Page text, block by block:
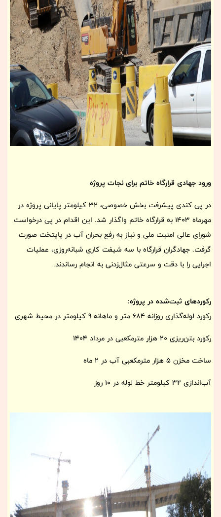
ورود جهادی قرارگاه خاتم برای نجات پروژه
در پی کندی پیشرفت بخش خصوصی، 32 کیلومتر پایانی پروژه در
مهرماه 1403 به قرارگاه خاتم واگذار شد. این اقدام در پی درخواست
شورای عالی امنیت ملی و نیاز به رفع بحران آب در پایتخت صورت
گرفت. جهادگران قرارگاه با سه شیفت کاری شبانه‌روزی، عملیات
اجرایی را با دقت و سرعتی مثال‌زدنی به انجام رساندند.
رکوردهای ثبت‌شده در پروژه:
رکورد لوله‌گذاری روزانه 684 متر و ماهانه 9 کیلومتر در محیط شهری
رکورد بتن‌ریزی 20 هزار مترمکعبی در مرداد 1404
ساخت مخزن 5 هزار مترمکعبی آب در 2 ماه
آب‌اندازی 32 کیلومتر خط لوله در 10 روز